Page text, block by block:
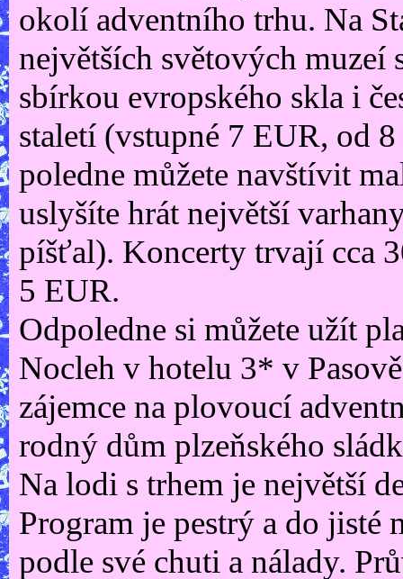
okolí adventního trhu. Na
největších světových muzeí
sbírkou evropského skla i
staletí (vstupné 7 EUR, od
poledne můžete navštívit
uslyšíte hrát největší
píšťal). Koncerty trvají cca
5 EUR.
Odpoledne si můžete užít
Nocleh v hotelu 3* v
zájemce na plovoucí
rodný dům plzeňského
Na lodi s trhem je největší
Program je pestrý a do
podle své chuti a nálady.